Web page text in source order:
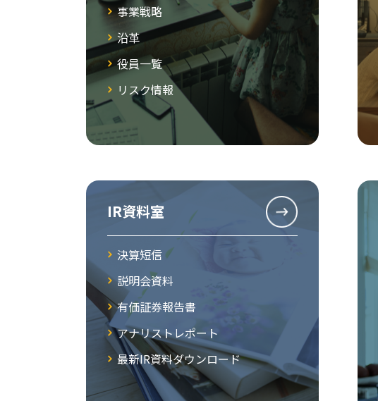
事業戦略
沿革
役員一覧
リスク情報
IR資料室
決算短信
説明会資料
有価証券報告書
アナリストレポート
最新IR資料ダウンロード